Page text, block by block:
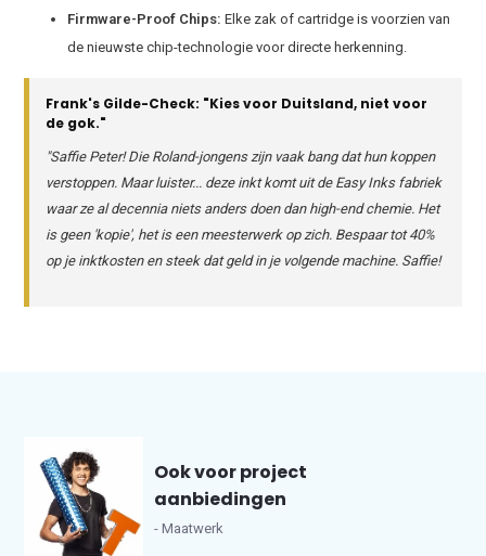
Firmware-Proof Chips: Elke zak of cartridge is voorzien van
de nieuwste chip-technologie voor directe herkenning.
Frank's Gilde-Check: "Kies voor Duitsland, niet voor
de gok."
"Saffie Peter! Die Roland-jongens zijn vaak bang dat hun koppen
verstoppen. Maar luister... deze inkt komt uit de Easy Inks fabriek
waar ze al decennia niets anders doen dan high-end chemie. Het
is geen 'kopie', het is een meesterwerk op zich. Bespaar tot 40%
op je inktkosten en steek dat geld in je volgende machine. Saffie!
Ook voor project
aanbiedingen
- Maatwerk